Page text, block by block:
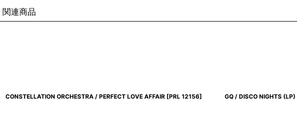
関連商品
CONSTELLATION ORCHESTRA / PERFECT LOVE AFFAIR [PRL 12156] GQ / DISCO NIGHTS (LP)